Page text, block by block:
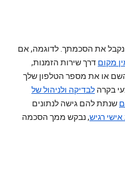
דרך שירות הזמנות,
או את מספר הטלפון שלך
בקרה לבדיקה ולניהול של
שנתת להם גישה לנתונים
רגיש, נבקש ממך הסכמה